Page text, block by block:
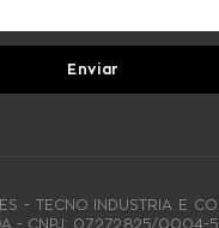
Enviar
- TECNO INDUSTRIA E
- CNPJ: 07.272.825/0004-